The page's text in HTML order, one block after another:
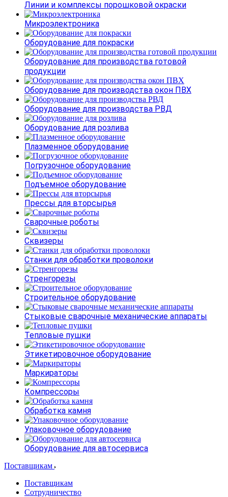
Линии и комплексы порошковой окраски
Микроэлектроника
Оборудование для покраски
Оборудование для производства готовой
продукции
Оборудование для производства окон ПВХ
Оборудование для производства РВД
Оборудование для розлива
Плазменное оборудование
Погрузочное оборудование
Подъемное оборудование
Прессы для вторсырья
Сварочные роботы
Сквизеры
Станки для обработки проволоки
Стренгорезы
Строительное оборудование
Стыковые сварочные механические аппараты
Тепловые пушки
Этикетировочное оборудование
Маркираторы
Компрессоры
Обработка камня
Упаковочное оборудование
Оборудование для автосервиса
Поставщикам
Поставщикам
Сотрудничество